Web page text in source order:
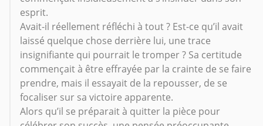
esprit.
Avait-il réellement réfléchi à tout ? Est-ce qu’il avait
laissé quelque chose derrière lui, une trace
insignifiante qui pourrait le tromper ? Sa certitude
commençait à être effrayée par la crainte de se faire
prendre, mais il essayait de la repousser, de se
focaliser sur sa victoire apparente.
Alors qu’il se préparait à quitter la pièce pour